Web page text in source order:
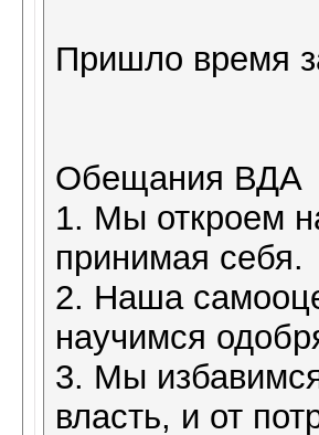
Пришло время
Обещания ВДА
1. Мы откроем
принимая себя.
2. Наша
научимся
3. Мы
власть, и от